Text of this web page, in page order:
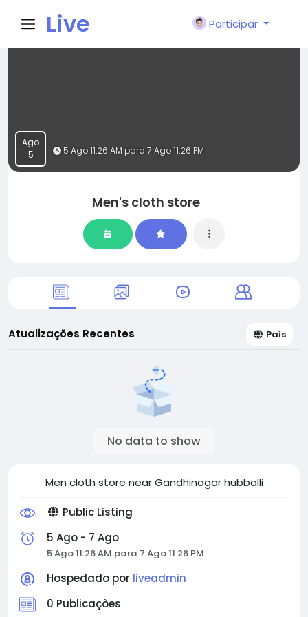
Live
Participar
Ago
5
Men's cloth store
5 Ago 11:26 AM para 7 Ago 11:26 PM
Men cloth store near Gandhinagar hubballi
Public Listing
5 Ago - 7 Ago
5 Ago 11:26 AM para 7 Ago 11:26 PM
Hospedado por liveadmin
0 Publicações
Atualizações Recentes País
No data to show